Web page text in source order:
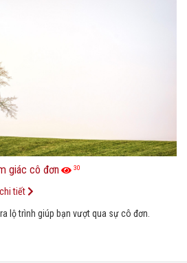
giác cô đơn 30
lộ trình giúp bạn vượt qua sự cô đơn.
tiết